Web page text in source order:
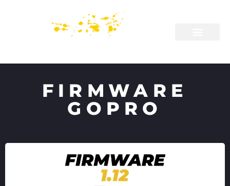
FIRMWARE
GOPRO